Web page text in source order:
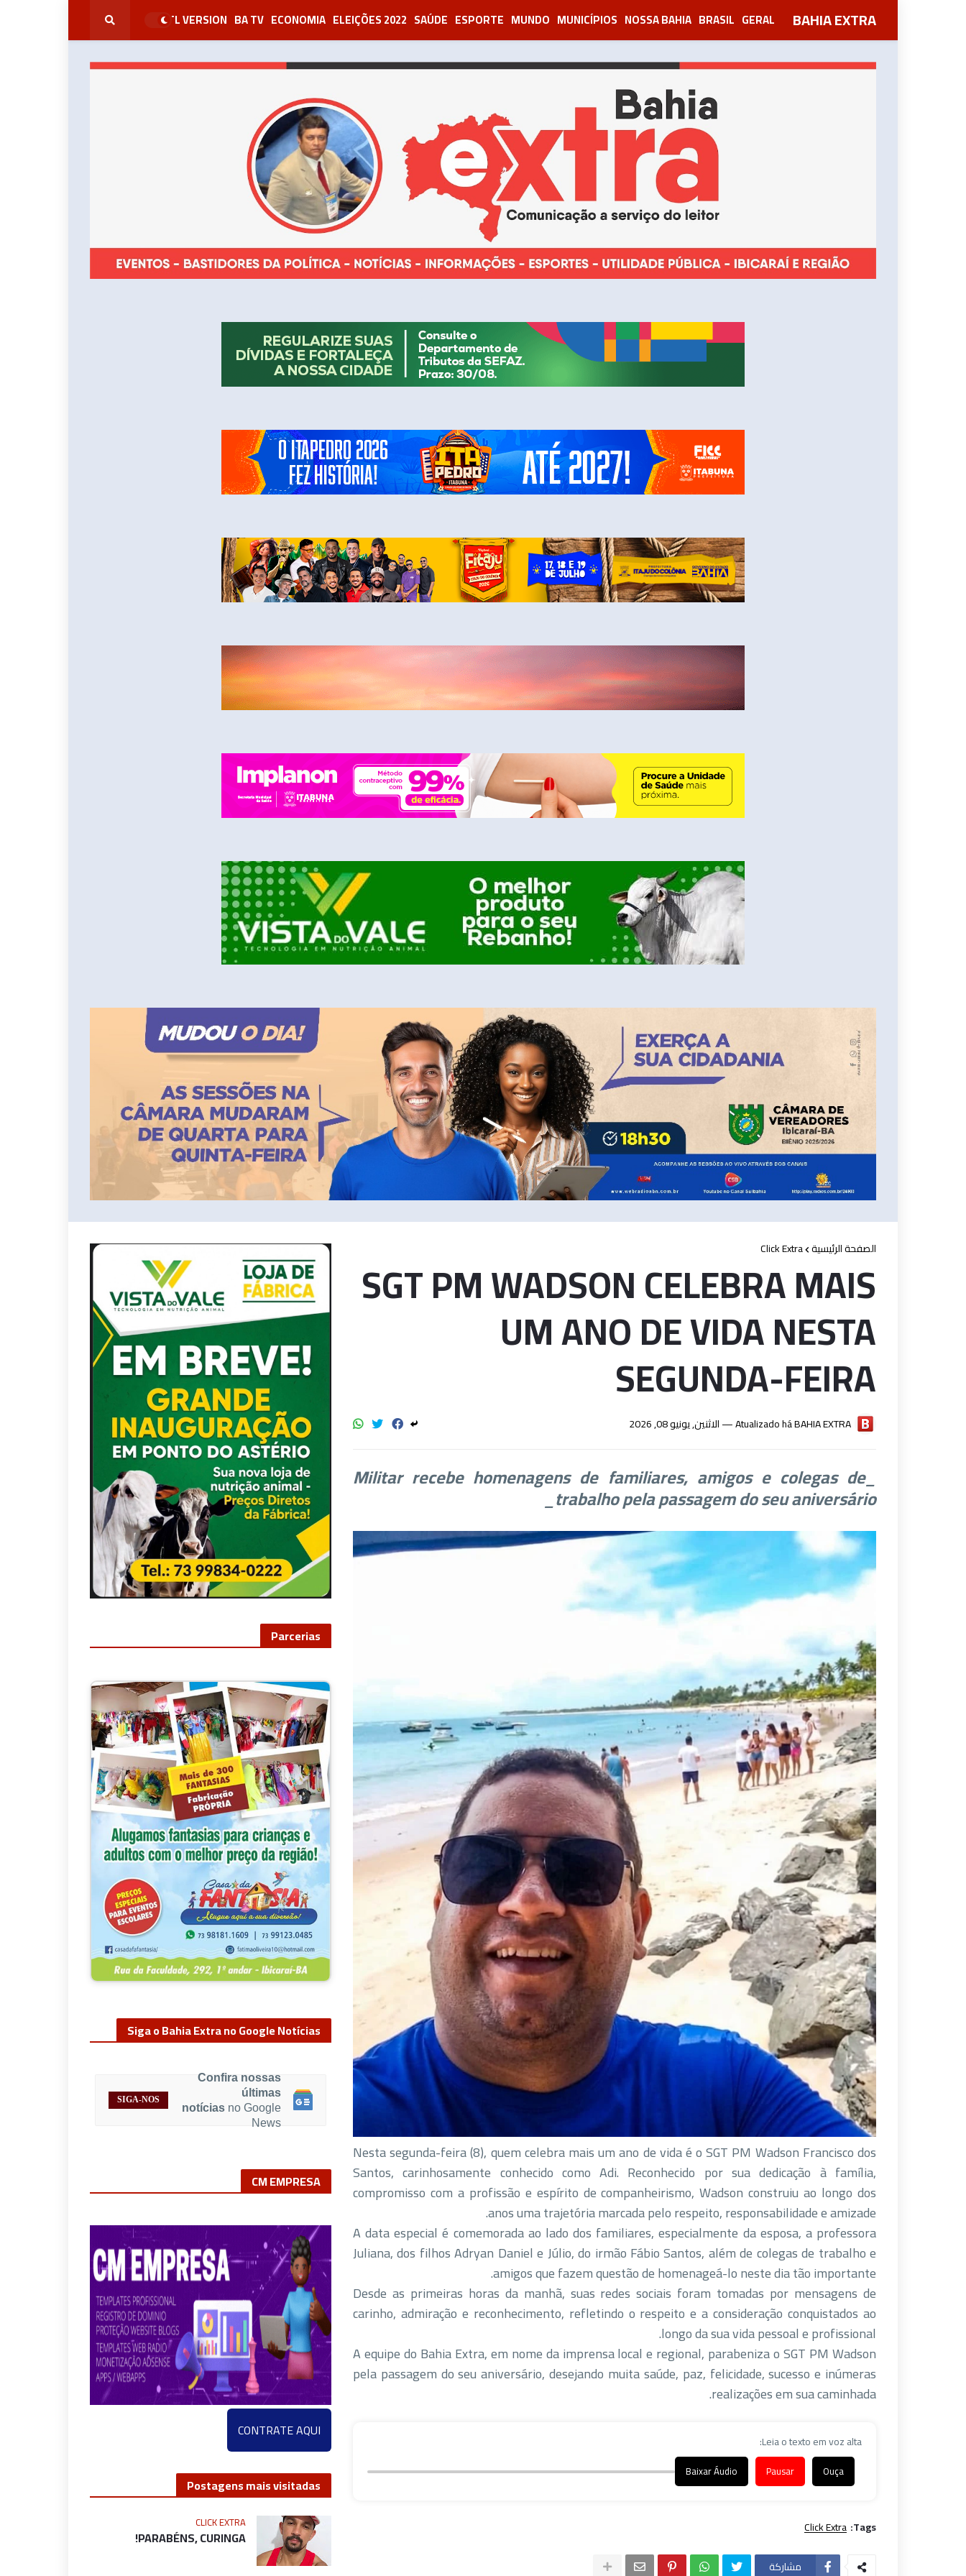
BAHIA EXTRA
GERAL
BRASIL
NOSSA BAHIA
MUNICÍPIOS
MUNDO
ESPORTE
SAÚDE
ELEIÇÕES 2022
ECONOMIA
BA TV
RTL VERSION
الصفحة الرئيسية Click Extra
SGT PM WADSON CELEBRA MAIS
UM ANO DE VIDA NESTA
SEGUNDA-FEIRA
BAHIA EXTRA
Atualizado há — الاثنين, يونيو 08, 2026
_Militar recebe homenagens de familiares, amigos e colegas de
trabalho pela passagem do seu aniversário_
Nesta segunda-feira (8), quem celebra mais um ano de vida é o SGT PM Wadson Francisco dos
Santos, carinhosamente conhecido como Adi. Reconhecido por sua dedicação à família,
compromisso com a profissão e espírito de companheirismo, Wadson construiu ao longo dos
anos uma trajetória marcada pelo respeito, responsabilidade e amizade.
A data especial é comemorada ao lado dos familiares, especialmente da esposa, a professora
Juliana, dos filhos Adryan Daniel e Júlio, do irmão Fábio Santos, além de colegas de trabalho e
amigos que fazem questão de homenageá-lo neste dia tão importante.
Desde as primeiras horas da manhã, suas redes sociais foram tomadas por mensagens de
carinho, admiração e reconhecimento, refletindo o respeito e a consideração conquistados ao
longo da sua vida pessoal e profissional.
A equipe do Bahia Extra, em nome da imprensa local e regional, parabeniza o SGT PM Wadson
pela passagem do seu aniversário, desejando muita saúde, paz, felicidade, sucesso e inúmeras
realizações em sua caminhada.
Leia o texto em voz alta:
Ouça
Pausar
Baixar Áudio
Tags:
Click Extra
مشاركة
Parcerias
últimas
no Google
News
CONTRATE AQUI
PARABÉNS, CURINGA!